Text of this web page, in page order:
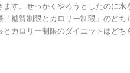
ます。せっかくやろうとしたのに
「糖質制限とカロリー制限」のど
とカロリー制限のダイエットはど